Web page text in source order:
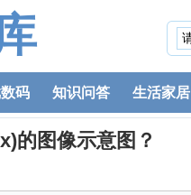
码 知识问答 生活家居
的图像示意图？